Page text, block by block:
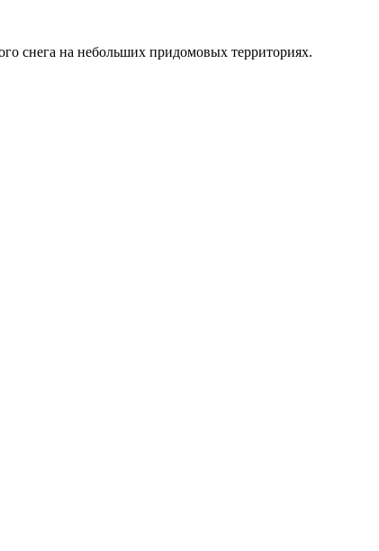
снега на небольших придомовых территориях.